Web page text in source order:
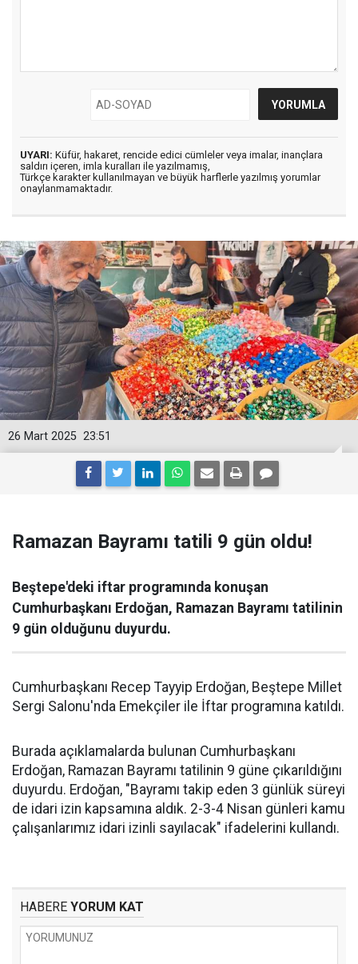
UYARI: Küfür, hakaret, rencide edici cümleler veya imalar, inançlara
saldırı içeren, imla kuralları ile yazılmamış,
Türkçe karakter kullanılmayan ve büyük harflerle yazılmış yorumlar
onaylanmamaktadır.
23:51
26 Mart 2025
Ramazan Bayramı tatili 9 gün oldu!
Beştepe'deki iftar programında konuşan
Cumhurbaşkanı Erdoğan, Ramazan Bayramı tatilinin
9 gün olduğunu duyurdu.
Cumhurbaşkanı Recep Tayyip Erdoğan, Beştepe Millet
Sergi Salonu'nda Emekçiler ile İftar programına katıldı.
Burada açıklamalarda bulunan Cumhurbaşkanı
Erdoğan, Ramazan Bayramı tatilinin 9 güne çıkarıldığını
duyurdu. Erdoğan, "Bayramı takip eden 3 günlük süreyi
de idari izin kapsamına aldık. 2-3-4 Nisan günleri kamu
çalışanlarımız idari izinli sayılacak" ifadelerini kullandı.
HABERE YORUM KAT